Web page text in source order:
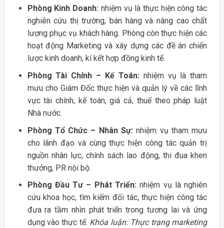
Phòng Kinh Doanh: nhiệm vụ là thực hiện công tác
nghiên cứu thị trường, bán hàng và nâng cao chất
lượng phục vụ khách hàng. Phòng còn thực hiện các
hoạt động Marketing và xây dựng các đề án chiến
lược kinh doanh, kí kết hợp đồng kinh tế.
Phòng Tài Chính – Kế Toán: nhiệm vụ là tham
mưu cho Giám Đốc thực hiện và quản lý về các lĩnh
vực tài chính, kế toán, giá cả, thuế theo pháp luật
Nhà nước.
Phòng Tổ Chức – Nhân Sự: nhiệm vụ tham mưu
cho lãnh đạo và cùng thực hiện công tác quản trị
nguồn nhân lực, chính sách lao động, thi đua khen
thưởng, PR nội bộ.
Phòng Đầu Tư – Phát Triển: nhiệm vụ là nghiên
cứu khoa học, tìm kiếm đối tác, thực hiện công tác
đưa ra tầm nhìn phát triển trong tương lai và ứng
dụng vào thực tế. Khóa luận: Thực trạng marketing